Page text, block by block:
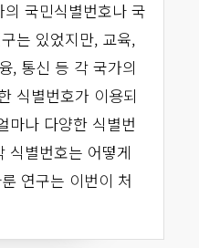
국민식별번호나 국
는 있었지만, 교육,
, 통신 등 각 국가의
식별번호가 이용되
마나 다양한 식별번
식별번호는 어떻게
연구는 이번이 처